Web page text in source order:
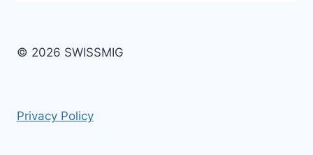
© 2026 SWISSMIG
Privacy Policy